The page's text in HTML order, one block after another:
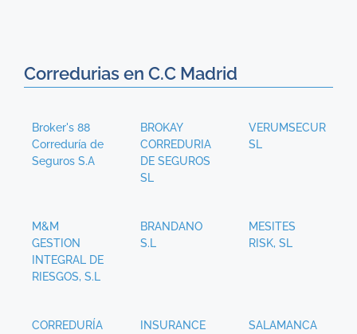
Corredurias en C.C Madrid
Broker's 88
Correduría de
Seguros S.A
BROKAY
CORREDURIA
DE SEGUROS
SL
VERUMSECUR
SL
M&M
GESTION
INTEGRAL DE
RIESGOS, S.L
BRANDANO
S.L
MESITES
RISK, SL
CORREDURÍA
INSURANCE
SALAMANCA